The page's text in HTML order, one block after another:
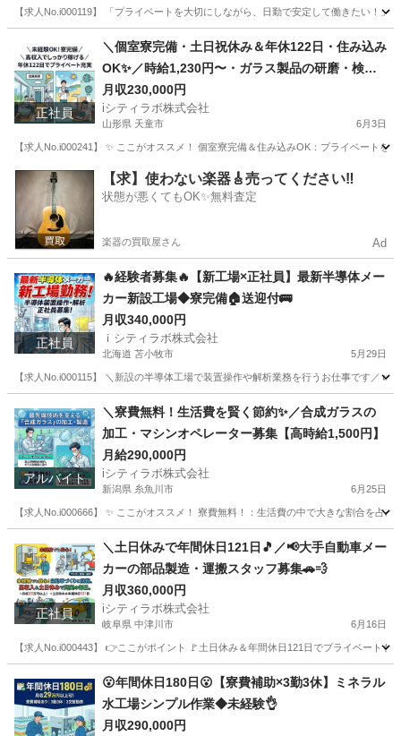
【求人No.i000119】 「プライベートを大切にしながら、日勤で安定して働きたい！
その他
正社員
＼個室寮完備・土日祝休み＆年休122日・住み込み
OK✨／時給1,230円〜・ガラス製品の研磨・検査
スタッフ募集！
月収230,000円
iシティラボ株式会社
山形県 天童市 6月3日
【求人No.i000241】 ✨ ここがオススメ！ 個室寮完備＆住み込みOK：プライベート
山形 天童市 その他 住み込み
【求】使わない楽器🎸売ってください‼️
状態が悪くてもOK✨無料査定
楽器の買取屋さん Ad
正社員
🔥経験者募集🔥【新工場×正社員】最新半導体メー
カー新設工場◆寮完備🏠送迎付🚌
月収340,000円
ｉシティラボ株式会社
北海道 苫小牧市 5月29日
【求人No.i000115】 ＼新設の半導体工場で装置操作や解析業務を行うお仕事です／
その他
アルバイト
＼寮費無料！生活費を賢く節約✨／合成ガラスの
加工・マシンオペレーター募集【高時給1,500円】
月給290,000円
iシティラボ株式会社
新潟県 糸魚川市 6月25日
【求人No.i000666】 ✨ ここがオススメ！ 寮費無料！：生活費の中で大きな割合を占
その他 無料
正社員
＼土日休みで年間休日121日🎵／📢大手自動車メー
カーの部品製造・運搬スタッフ募集🚗💨
月収360,000円
iシティラボ株式会社
岐阜県 中津川市 6月16日
【求人No.i000443】 👉ここがポイント 🚩土日休み＆年間休日121日でプライベート
その他
😮年間休日180日😮【寮費補助×3勤3休】ミネラル
水工場シンプル作業◆未経験👌
月収290,000円